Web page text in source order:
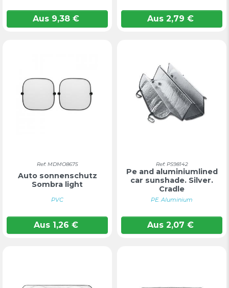
Aus 9,38 € Aus 2,79 €
Ref: MDMO8675
Auto sonnenschutz
Sombra light
PVC
Aus 1,26 €
Ref: PS98142
Pe and aluminiumlined
car sunshade. Silver.
Cradle
PE. Aluminium
Aus 2,07 €